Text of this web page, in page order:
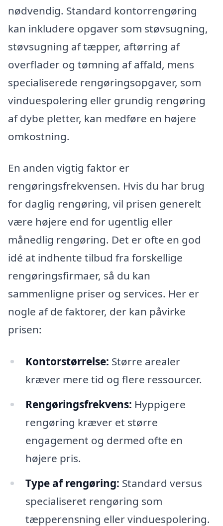
nødvendig. Standard kontorrengøring
kan inkludere opgaver som støvsugning,
støvsugning af tæpper, aftørring af
overflader og tømning af affald, mens
specialiserede rengøringsopgaver, som
vinduespolering eller grundig rengøring
af dybe pletter, kan medføre en højere
omkostning.
En anden vigtig faktor er
rengøringsfrekvensen. Hvis du har brug
for daglig rengøring, vil prisen generelt
være højere end for ugentlig eller
månedlig rengøring. Det er ofte en god
idé at indhente tilbud fra forskellige
rengøringsfirmaer, så du kan
sammenligne priser og services. Her er
nogle af de faktorer, der kan påvirke
prisen:
Kontorstørrelse: Større arealer
kræver mere tid og flere ressourcer.
Rengøringsfrekvens: Hyppigere
rengøring kræver et større
engagement og dermed ofte en
højere pris.
Type af rengøring: Standard versus
specialiseret rengøring som
tæpperensning eller vinduespolering.